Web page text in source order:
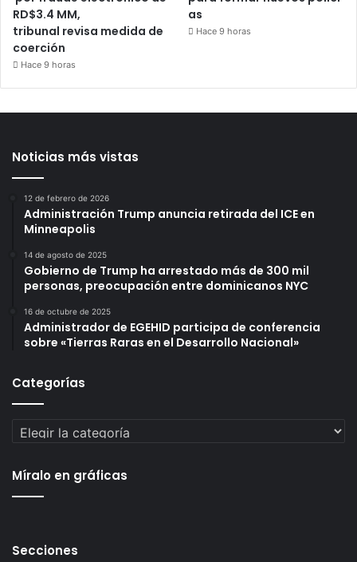
RD$3.4 MM,
tribunal revisa medida de
coerción
Hace 9 horas
as
Hace 9 horas
Noticias más vistas
12 de febrero de 2026
Administración Trump anuncia retirada del ICE en
Minneapolis
14 de agosto de 2025
Gobierno de Trump ha arrestado más de 300 mil
personas, preocupación entre dominicanos NYC
16 de octubre de 2025
Administrador de EGEHID participa de conferencia
sobre «Tierras Raras en el Desarrollo Nacional»
Categorías
Categorías
Míralo en gráficas
Secciones